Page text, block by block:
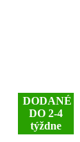
DODANÉ
DO 2-4
týždne